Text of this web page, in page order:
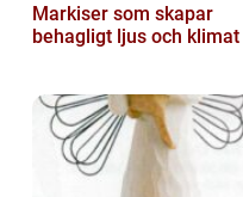
Markiser som skapar
behagligt ljus och klimat